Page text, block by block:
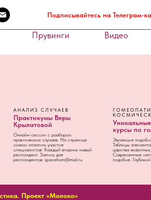
Подписывайтесь на
Прувинги Видео
АНАЛИЗ СЛУЧАЕВ
Практикумы Веры
Крылатовой
Онлайн-сессии с разбором
практических случаев. На странице
можно оплатить участие
специалистов. Каждый вторник новый
респондент. Запись для
респондентов: spacehom@mail.ru
курсы по
Эволюция
Таблицы
царства
Современные
подобие.
Проект «Молоко»